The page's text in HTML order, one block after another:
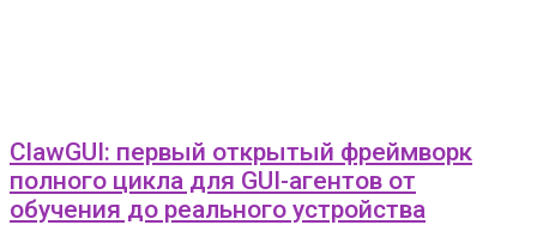
ClawGUI: первый открытый фреймворк
полного цикла для GUI-агентов от
обучения до реального устройства